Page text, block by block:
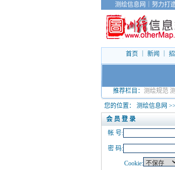
测绘信息网 努力打
首页 新闻
推荐栏目： 测绘规范
您的位置： 测绘信息网 >>
会 员 登 录
帐 号:
密 码:
Cookie: